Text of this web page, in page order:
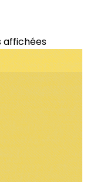
affichées